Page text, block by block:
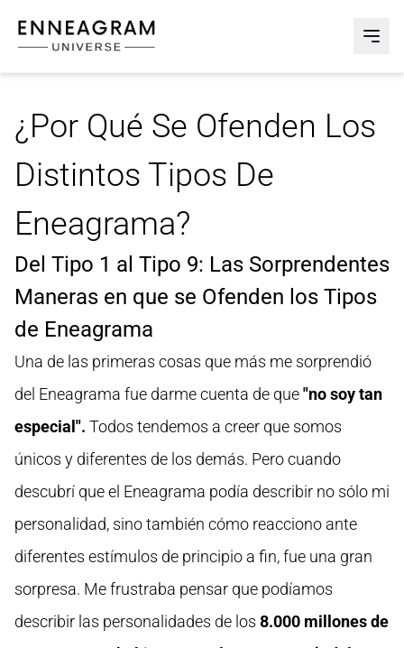
Enneagram Universe
¿Por Qué Se Ofenden Los
Distintos Tipos De
Eneagrama?
Del Tipo 1 al Tipo 9: Las Sorprendentes
Maneras en que se Ofenden los Tipos
de Eneagrama
Una de las primeras cosas que más me sorprendió
del Eneagrama fue darme cuenta de que"no soy tan
especial". Todos tendemos a creer que somos
únicos y diferentes de los demás. Pero cuando
descubrí que el Eneagrama podía describir no sólo mi
personalidad, sino también cómo reacciono ante
diferentes estímulos de principio a fin, fue una gran
sorpresa. Me frustraba pensar que podíamos
describir las personalidades de los 8.000 millones de